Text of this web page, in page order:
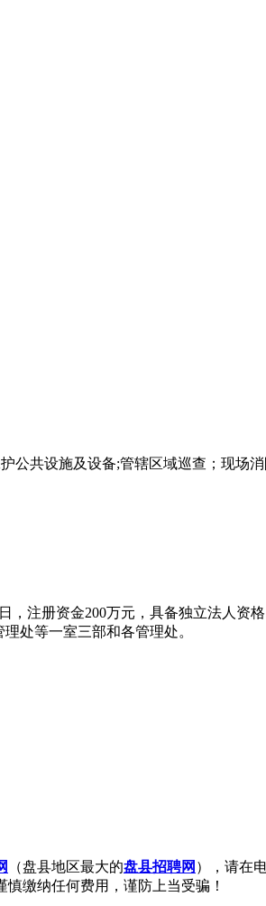
共设施及设备;管辖区域巡查；现场消
，注册资金200万元，具备独立法人
处等一室三部和各管理处。
（盘县地区最大的盘县招聘网 ），请在
缴纳任何费用，谨防上当受骗！